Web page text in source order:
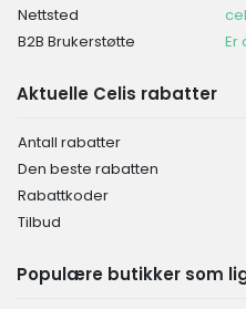
Nettsted
B2B Brukerstøtte
Er
Aktuelle Celis rabatter
Antall rabatter
Den beste rabatten
Rabattkoder
Tilbud
Populære butikker som